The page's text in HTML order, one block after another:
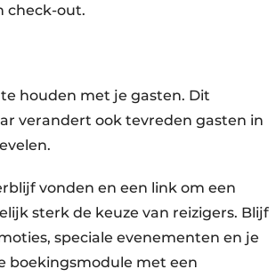
check-out.
houden met je gasten. Dit
verandert ook tevreden gasten in
vonden en een link om een
sterk de keuze van reizigers. Blijf
speciale evenementen en je
boekingsmodule met een